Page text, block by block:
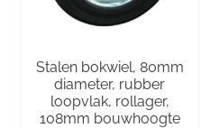
Stalen bokwiel, 80mm
diameter, rubber
loopvlak, rollager,
108mm bouwhoogte